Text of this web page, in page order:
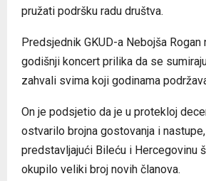
pružati podršku radu društva.
Predsjednik GKUD-a Nebojša Rogan
godišnji koncert prilika da se
zahvali svima koji godinama
On je podsjetio da je u protekloj
ostvarilo brojna gostovanja i
predstavljajući Bileću i Hercegovinu
okupilo veliki broj novih članova.